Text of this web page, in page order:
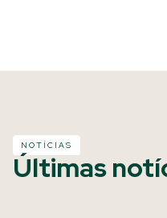
NOTÍCIAS
Últimas